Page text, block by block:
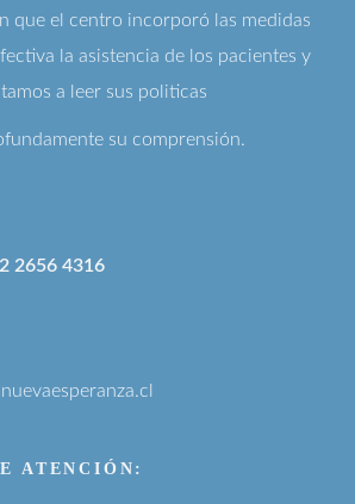
que el centro incorporó las medidas
la asistencia de los pacientes y
a leer sus politicas
su comprensión.
2 2656 4316
ATENCIÓN: